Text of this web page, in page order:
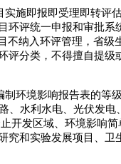
施即报即受理即转
评统一申报和审批
纳入环评管理，省
评分类，不得擅自提
环境影响报告表的
、水利水电、光伏发
开发区域、环境影响
和实验发展项目、